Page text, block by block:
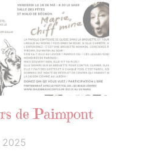
de Paimpont
2025